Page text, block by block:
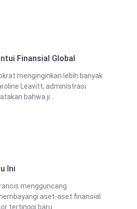
Finansial Global
menginginkan lebih banyak
Leavitt, administrasi
bahwa ji...
Ini
mengguncang
aset-aset finansial.
tertinggi baru....